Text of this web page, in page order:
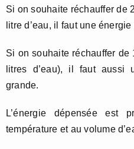
Si on souhaite réchauffer de
litre d’eau, il faut une
Si on souhaite réchauffer
litres d’eau), il faut aussi
grande.
L’énergie dépensée est
température et au volume